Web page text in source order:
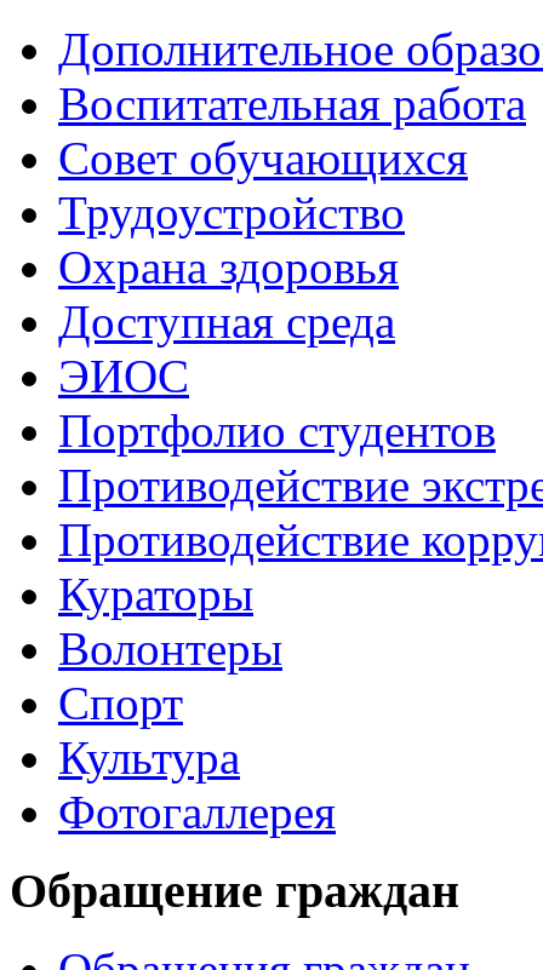
Дополнительное
Воспитательная работа
Совет обучающихся
Трудоустройство
Охрана здоровья
Доступная среда
ЭИОС
Портфолио студентов
Противодействие
Противодействие
Кураторы
Волонтеры
Спорт
Культура
Фотогаллерея
Обращение граждан